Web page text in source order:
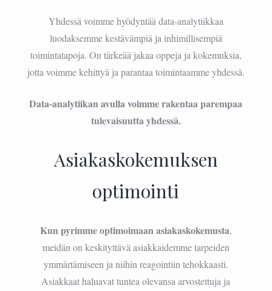
Yhdessä voimme hyödyntää data-analytiikkaa
luodaksemme kestävämpiä ja inhimillisempiä
toimintatapoja. On tärkeää jakaa oppeja ja kokemuksia,
jotta voimme kehittyä ja parantaa toimintaamme yhdessä.
Data-analytiikan avulla voimme rakentaa parempaa
tulevaisuutta yhdessä.
Asiakaskokemuksen
optimointi
Kun pyrimme optimoimaan asiakaskokemusta,
meidän on keskityttävä asiakkaidemme tarpeiden
ymmärtämiseen ja niihin reagointiin tehokkaasti.
Asiakkaat haluavat tuntea olevansa arvostettuja ja